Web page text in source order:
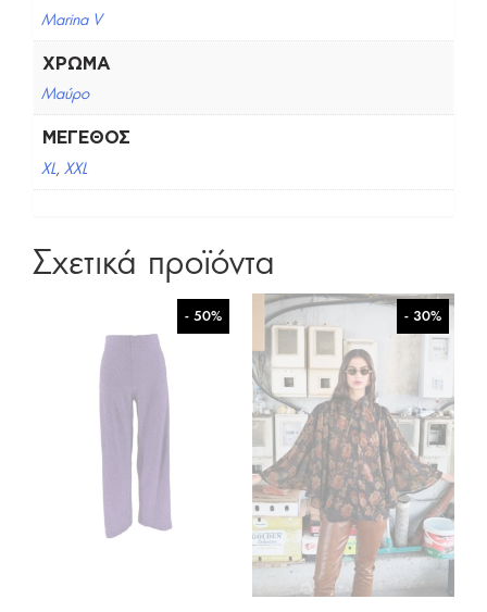
Marina V
ΧΡΏΜΑ
Μαύρο
ΜΈΓΕΘΟΣ
XL, XXL
Σχετικά προϊόντα
- 50% - 30%